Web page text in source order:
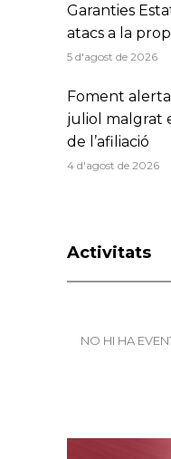
Garanties
atacs a la
5 d'agost de 2026
Foment
juliol malgrat
de l’afiliació
4 d'agost de 2026
Activitats
NO HI HA